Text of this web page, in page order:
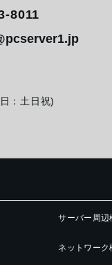
8011
：土日祝)
サーバー周辺
ネットワーク